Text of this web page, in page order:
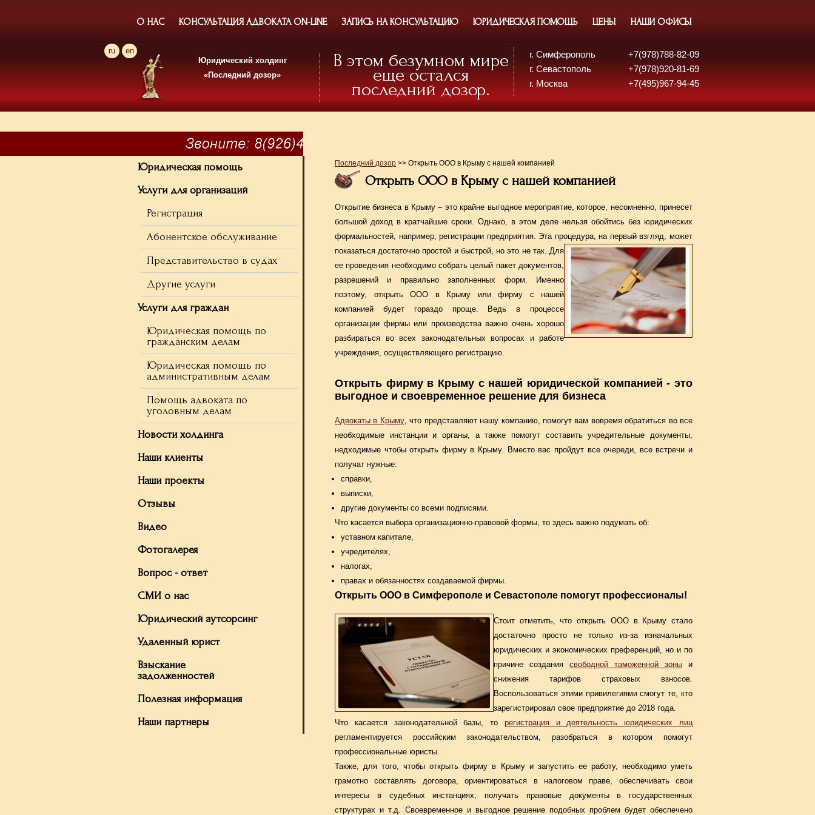
О НАС КОНСУЛЬТАЦИЯ АДВОКАТА ON-LINE ЗАПИСЬ НА КОНСУЛЬТАЦИЮ ЮРИДИЧЕСКАЯ ПОМОЩЬ ЦЕНЫ НАШИ ОФИСЫ
ru
en
Юридический холдинг
«Последний дозор»
В этом безумном мире
еще остался
последний дозор.
г. Симферополь
+7(978)788-82-09
г. Севастополь
+7(978)920-81-69
г. Москва
+7(495)967-94-45
Юридическая помощь
Услуги для организаций
Регистрация
Абонентское обслуживание
Представительство в судах
Другие услуги
Услуги для граждан
Юридическая помощь по
гражданским делам
Юридическая помощь по
административным делам
Помощь адвоката по
уголовным делам
Новости холдинга
Наши клиенты
Наши проекты
Отзывы
Видео
Фотогалерея
Вопрос - ответ
СМИ о нас
Юридический аутсорсинг
Удаленный юрист
Взыскание
задолженностей
Полезная информация
Наши партнеры
Последний дозор >> Открыть ООО в Крыму с нашей компанией
Открыть ООО в Крыму с нашей компанией
Открытие бизнеса в Крыму – это крайне выгодное мероприятие, которое, несомненно, принесет
большой доход в кратчайшие сроки. Однако, в этом деле нельзя обойтись без юридических
формальностей, например, регистрации предприятия. Эта процедура, на первый взгляд, может
показаться достаточно простой и быстрой, но это не так. Для
ее проведения необходимо собрать целый пакет документов,
разрешений и правильно заполненных форм. Именно
поэтому, открыть ООО в Крыму или фирму с нашей
компанией будет гораздо проще. Ведь в процессе
организации фирмы или производства важно очень хорошо
разбираться во всех законодательных вопросах и работе
учреждения, осуществляющего регистрацию.
Открыть фирму в Крыму с нашей юридической компанией - это
выгодное и своевременное решение для бизнеса
Адвокаты в Крыму, что представляют нашу компанию, помогут вам вовремя обратиться во все
необходимые инстанции и органы, а также помогут составить учредительные документы,
недходимые чтобы открыть фирму в Крыму. Вместо вас пройдут все очереди, все встречи и
получат нужные:
справки,
выписки,
другие документы со всеми подписями.
Что касается выбора организационно-правовой формы, то здесь важно подумать об:
уставном капитале,
учредителях,
налогах,
правах и обязанностях создаваемой фирмы.
Открыть ООО в Симферополе и Севастополе помогут профессионалы!
Стоит отметить, что открыть ООО в Крыму стало
достаточно просто не только из-за изначальных
юридических и экономических преференций, но и по
причине создания свободной таможенной зоны и
снижения тарифов страховых взносов.
Воспользоваться этими привилегиями смогут те, кто
зарегистрировал свое предприятие до 2018 года.
Что касается законодательной базы, то регистрация и деятельность юридических лиц
регламентируется российским законодательством, разобраться в котором помогут
профессиональные юристы.
Также, для того, чтобы открыть фирму в Крыму и запустить ее работу, необходимо уметь
грамотно составлять договора, ориентироваться в налоговом праве, обеспечивать свои
интересы в судебных инстанциях, получать правовые документы в государственных
структурах и т.д. Своевременное и выгодное решение подобных проблем будет обеспечено